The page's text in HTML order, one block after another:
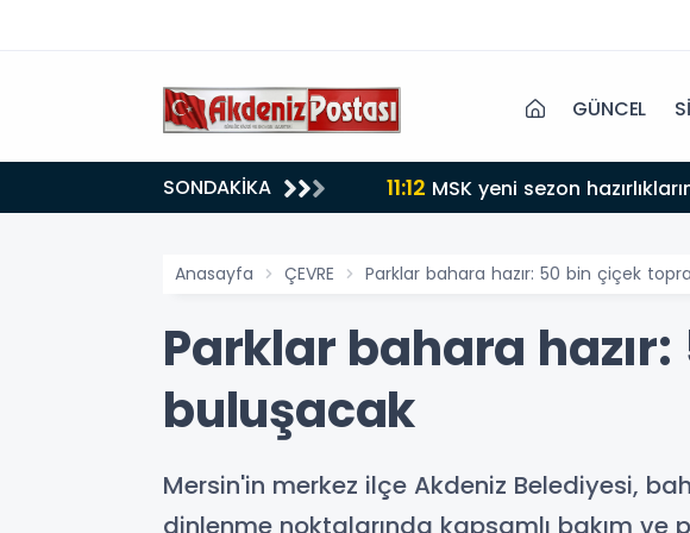
GÜNCEL
SONDAKİKA 11:12 MSK yeni sezon
Anasayfa ÇEVRE Parklar bahara hazır: 50 bin çiçek
Parklar bahara
buluşacak
Mersin'in merkez ilçe Akdeniz Belediyesi,
dinlenme noktalarında kapsamlı bakım ve